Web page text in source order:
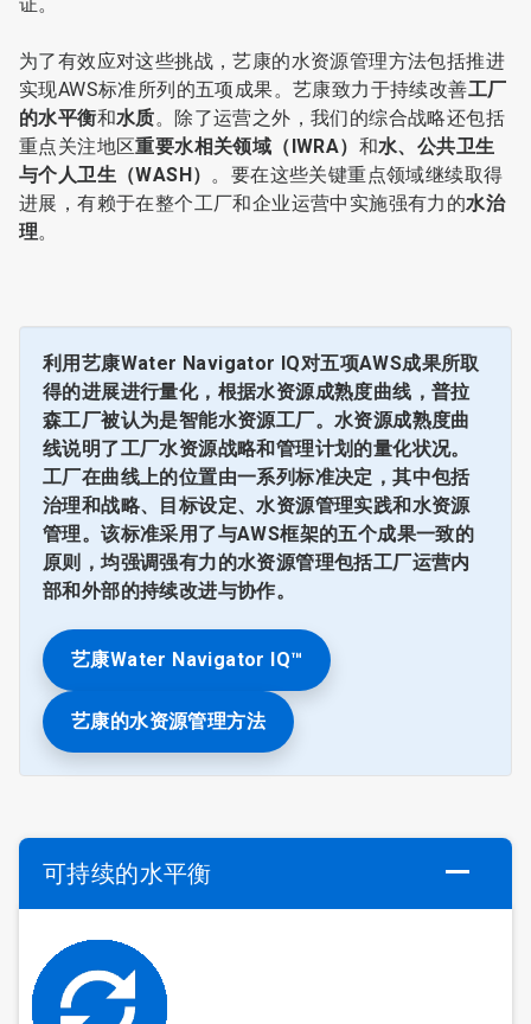
证。
为了有效应对这些挑战，艺康的水资源管理方法包括推进
实现AWS标准所列的五项成果。艺康致力于持续改善工厂
的水平衡和水质。除了运营之外，我们的综合战略还包括
重点关注地区重要水相关领域（IWRA） 和水、公共卫生
与个人卫生（WASH） 。要在这些关键重点领域继续取得
进展，有赖于在整个工厂和企业运营中实施强有力的水治
理。
利用艺康Water Navigator IQ对五项AWS成果所取
得的进展进行量化，根据水资源成熟度曲线，普拉
森工厂被认为是智能水资源工厂。水资源成熟度曲
线说明了工厂水资源战略和管理计划的量化状况。
工厂在曲线上的位置由一系列标准决定，其中包括
治理和战略、目标设定、水资源管理实践和水资源
管理。该标准采用了与AWS框架的五个成果一致的
原则，均强调强有力的水资源管理包括工厂运营内
部和外部的持续改进与协作。
艺康Water Navigator IQ™
艺康的水资源管理方法
可持续的水平衡